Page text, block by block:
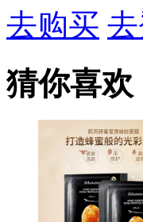
去购买
猜你喜欢